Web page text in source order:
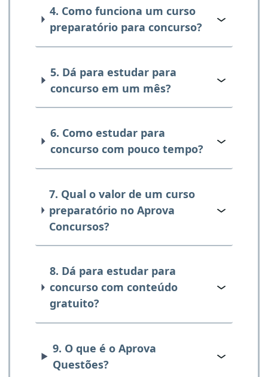
4. Como funciona um curso
preparatório para concurso?
5. Dá para estudar para
concurso em um mês?
6. Como estudar para
concurso com pouco tempo?
7. Qual o valor de um curso
preparatório no Aprova
Concursos?
8. Dá para estudar para
concurso com conteúdo
gratuito?
9. O que é o Aprova
Questões?